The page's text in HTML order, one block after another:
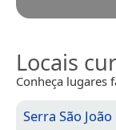
Locais
Conheça lugares
Serra São João